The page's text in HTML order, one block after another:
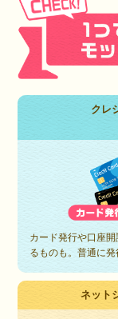
クレ
カード発行や口座
るものも。普通に発
ネット